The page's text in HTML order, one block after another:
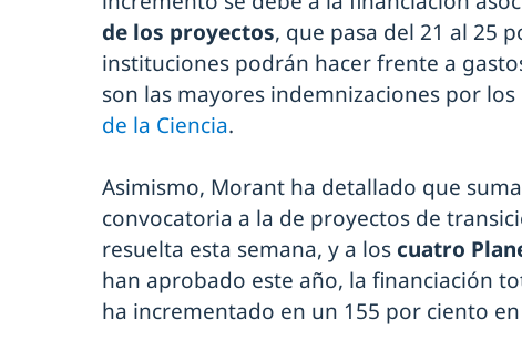
de los proyectos, que pasa del 21 al 25
instituciones podrán hacer frente a
son las mayores indemnizaciones por los
de la Ciencia.
Asimismo, Morant ha detallado que
convocatoria a la de proyectos de
resuelta esta semana, y a los cuatro
han aprobado este año, la financiación
ha incrementado en un 155 por ciento